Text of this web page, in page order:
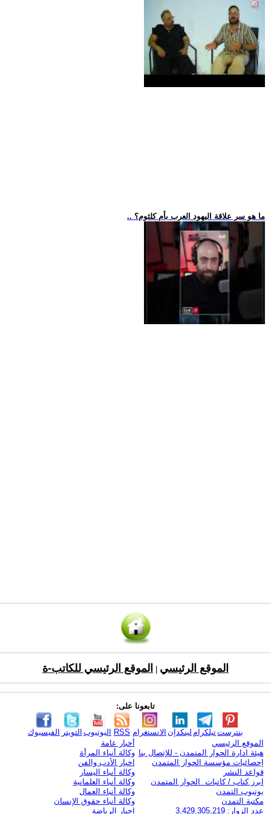
.. ما هو سر علاقة اليهود العرب بأم كلثوم؟
الموقع الرئيسي الموقع الرئيسي للكاتب-ة
تابعونا على:
الفيسبوك التويتر اليوتيوب RSS الانستغرام لينكدإن تيلكرامبنترست
الموقع الرئيسي
هيئة ادارة الحوار المتمدن - للإتصال بنا
إحصائيات مؤسسة الحوار المتمدن
قواعد النشر
ابرز كتاب / كاتبات الحوار المتمدن
يوتيوب التمدن
مكتبة التمدن
عدد الزوار: 3,429,305,219
أخبار عامة
وكالة أنباء المرأة
اخبار الأدب والفن
وكالة أنباء اليسار
وكالة أنباء العلمانية
وكالة أنباء العمال
وكالة أنباء حقوق الإنسان
اخبار الرياضة